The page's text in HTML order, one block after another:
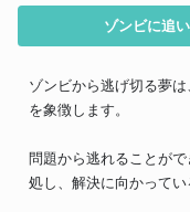
ゾンビに追
ゾンビから逃げ切る夢
を象徴します。
問題から逃れることが
処し、解決に向かってい